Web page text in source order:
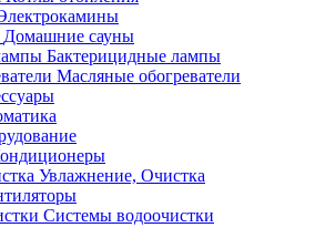
Домашние сауны
Бактерицидные лампы
Масляные обогреватели
Увлажнение, Очистка
Системы водоочистки